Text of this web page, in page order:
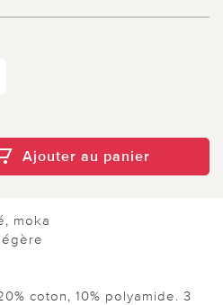
Ajouter au panier
moka
coton, 10% polyamide. 3